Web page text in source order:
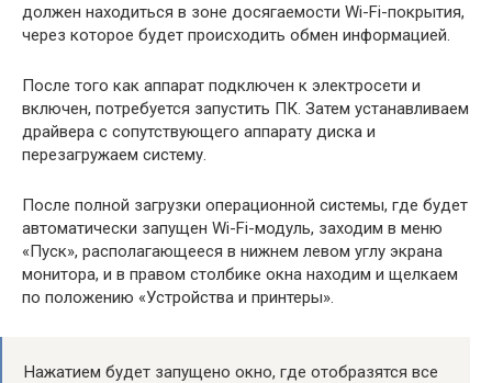
должен находиться в зоне досягаемости Wi-Fi-покрытия,
через которое будет происходить обмен информацией.
После того как аппарат подключен к электросети и
включен, потребуется запустить ПК. Затем устанавливаем
драйвера с сопутствующего аппарату диска и
перезагружаем систему.
После полной загрузки операционной системы, где будет
автоматически запущен Wi-Fi-модуль, заходим в меню
«Пуск», располагающееся в нижнем левом углу экрана
монитора, и в правом столбике окна находим и щелкаем
по положению «Устройства и принтеры».
Нажатием будет запущено окно, где отобразятся все